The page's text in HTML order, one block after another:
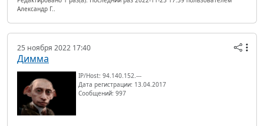
Александр Г..
25 ноября 2022 17:40
Димма
IP/Host: 94.140.152.---
Дата регистрации: 13.04.2017
Сообщений: 997